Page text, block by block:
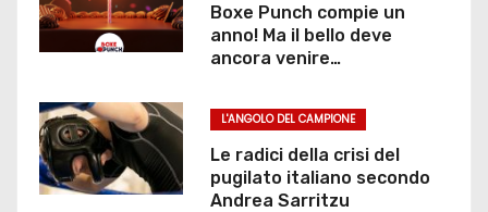
Boxe Punch compie un
anno! Ma il bello deve
ancora venire…
L'ANGOLO DEL CAMPIONE
Le radici della crisi del
pugilato italiano secondo
Andrea Sarritzu